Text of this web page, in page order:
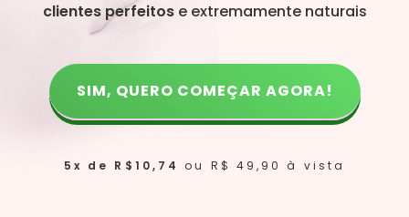
clientes perfeitose extremamente naturais
SIM, QUERO COMEÇAR AGORA!
5x de R$10,74 ou R$ 49,90 à vista